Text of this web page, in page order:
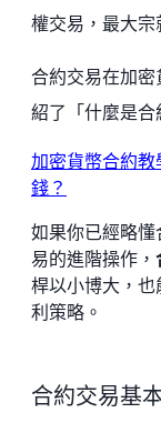
權交易，最大宗
合約交易在加
紹了「什麼是
加密貨幣合約教
錢？
如果你已經略
易的進階操作，
桿以小博大，
利策略。
合約交易基